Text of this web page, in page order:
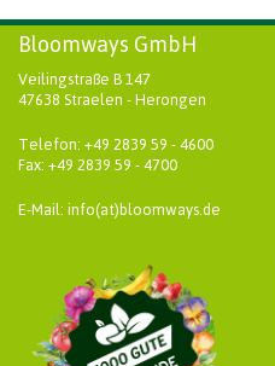
Bloomways GmbH
Veilingstraße B 147
47638 Straelen - Herongen
Telefon: +49 2839 59 - 4600
Fax: +49 2839 59 - 4700
E-Mail: info(at)bloomways.de